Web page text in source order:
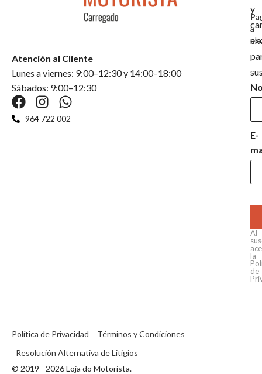
a
Atención al Cliente
Lunes a viernes: 9:00–12:30 y 14:00–18:00
Sábados: 9:00–12:30
964 722 002
y
E-
Al
la
de
© 2019 - 2026 Loja do Motorista.
Política de Privacidad
Términos y Condiciones
Resolución Alternativa de Litigios